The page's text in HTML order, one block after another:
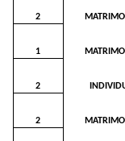
2
1
2
2